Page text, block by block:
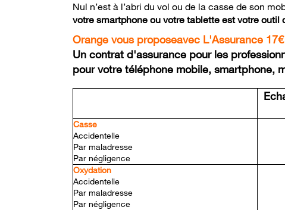
Nul n’est à l’abri du vol ou de la casse de son
votre smartphone ou votre tablette est votre outil
Orange vous proposeavec L'Assurance
Un contrat d'assurance pour les
pour votre téléphone mobile, smartphone,
Casse
Accidentelle
Par maladresse
Par négligence
Oxydation
Accidentelle
Par maladresse
Par négligence